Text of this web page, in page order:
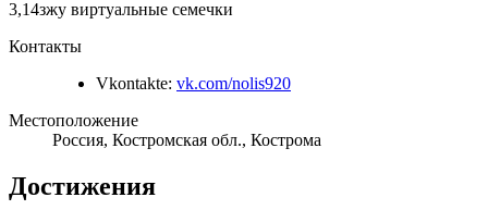
3,14зжу виртуальные семечки
Контакты
Vkontakte: vk.com/nolis920
Местоположение
Россия, Костромская обл., Кострома
Достижения